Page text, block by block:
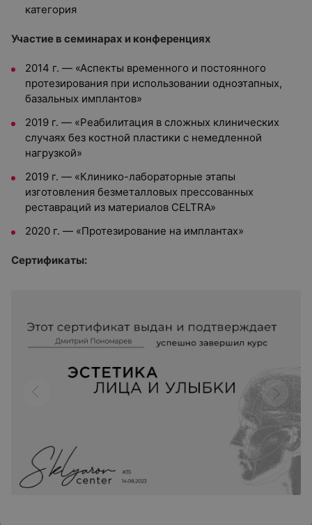
категория
Участие в семинарах и конференциях
2014 г. — «Аспекты временного и постоянного
протезирования при использовании одноэтапных,
базальных имплантов»
2019 г. — «Реабилитация в сложных клинических
случаях без костной пластики с немедленной
нагрузкой»
2019 г. — «Клинико-лабораторные этапы
изготовления безметалловых прессованных
реставраций из материалов CELTRA»
2020 г. — «Протезирование на имплантах»
Сертификаты: